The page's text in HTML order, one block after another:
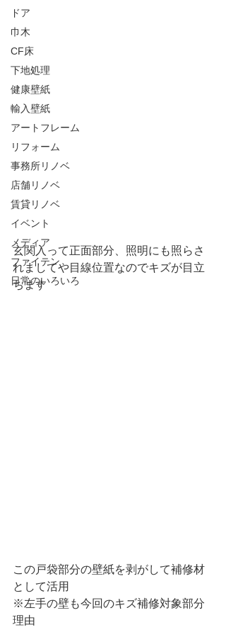
ドア
巾木
CF床
下地処理
健康壁紙
輸入壁紙
アートフレーム
リフォーム
事務所リノベ
店舗リノベ
賃貸リノベ
イベント
メディア
ファイテン
日常のいろいろ
玄関入って正面部分、照明にも照らさ
れましてや目線位置なのでキズが目立
ちます
この戸袋部分の壁紙を剥がして補修材
として活用
※左手の壁も今回のキズ補修対象部分
理由